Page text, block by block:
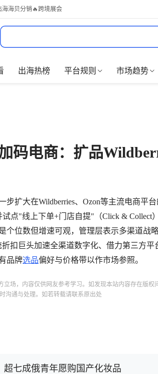
海海贝分销 🔥跨境展会
出海热榜 平台规则 市场趋势
码电商：扩品
步扩大在Wildberries、Ozon等主流电商平
点"线上下单+门店自提"（Click & Collect
个位数但增速可观，管理层表示多渠道战
扣巨头加速全渠道数字化、借力第三方
品牌选品偏好与价格带以作市场参照。
立场，内容仅供网友参考学习。如发现本站内容存在版
沟通与处理。如若转载请联系原出处
七成俄青年愿购国产化妆品